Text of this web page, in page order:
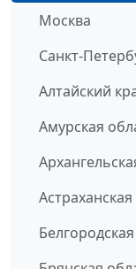
Москва
Санкт-
Алтайский
Амурская